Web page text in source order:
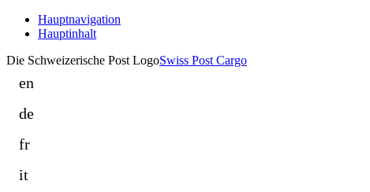
Hauptnavigation
Hauptinhalt
Die Schweizerische Post LogoSwiss Post Cargo
en
Swiss
Post
drives
forward
de
Swiss
Post
treibt
fr
Swiss
Post
it
Swiss